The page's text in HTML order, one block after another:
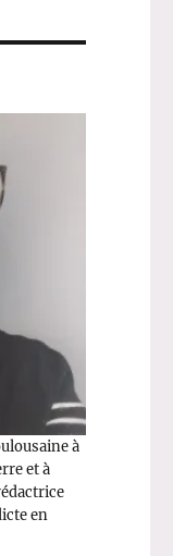
à
et à
en